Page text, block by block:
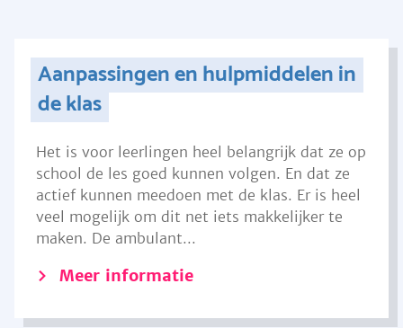
Aanpassingen en hulpmiddelen in
de klas
Het is voor leerlingen heel belangrijk dat ze op
school de les goed kunnen volgen. En dat ze
actief kunnen meedoen met de klas. Er is heel
veel mogelijk om dit net iets makkelijker te
maken. De ambulant...
Meer informatie